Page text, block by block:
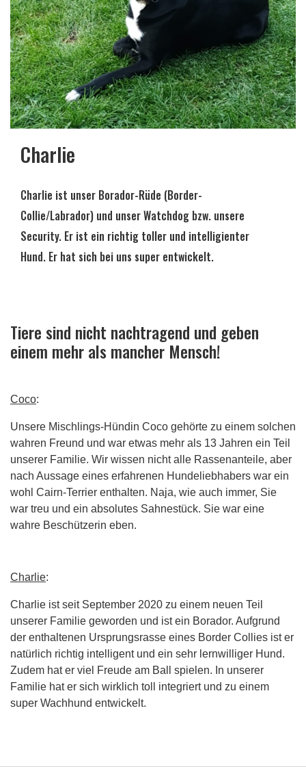
Charlie
Charlie ist unser Borador-Rüde (Border-
Collie/Labrador) und unser Watchdog bzw. unsere
Security. Er ist ein richtig toller und intelligienter
Hund. Er hat sich bei uns super entwickelt.
Tiere sind nicht nachtragend und geben
einem mehr als mancher Mensch!
Coco:
Unsere Mischlings-Hündin Coco gehörte zu einem solchen
wahren Freund und war etwas mehr als 13 Jahren ein Teil
unserer Familie. Wir wissen nicht alle Rassenanteile, aber
nach Aussage eines erfahrenen Hundeliebhabers war ein
wohl Cairn-Terrier enthalten. Naja, wie auch immer, Sie
war treu und ein absolutes Sahnestück. Sie war eine
wahre Beschützerin eben.
Charlie:
Charlie ist seit September 2020 zu einem neuen Teil
unserer Familie geworden und ist ein Borador. Aufgrund
der enthaltenen Ursprungsrasse eines Border Collies ist er
natürlich richtig intelligent und ein sehr lernwilliger Hund.
Zudem hat er viel Freude am Ball spielen. In unserer
Familie hat er sich wirklich toll integriert und zu einem
super Wachhund entwickelt.